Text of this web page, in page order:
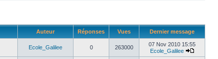
Auteur Réponses Vues Dernier message
Ecole_Galilee 0 263000
07 Nov 2010 15:55
Ecole_Galilee